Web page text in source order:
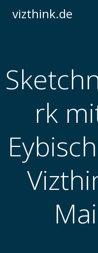
vizthink.de
rk